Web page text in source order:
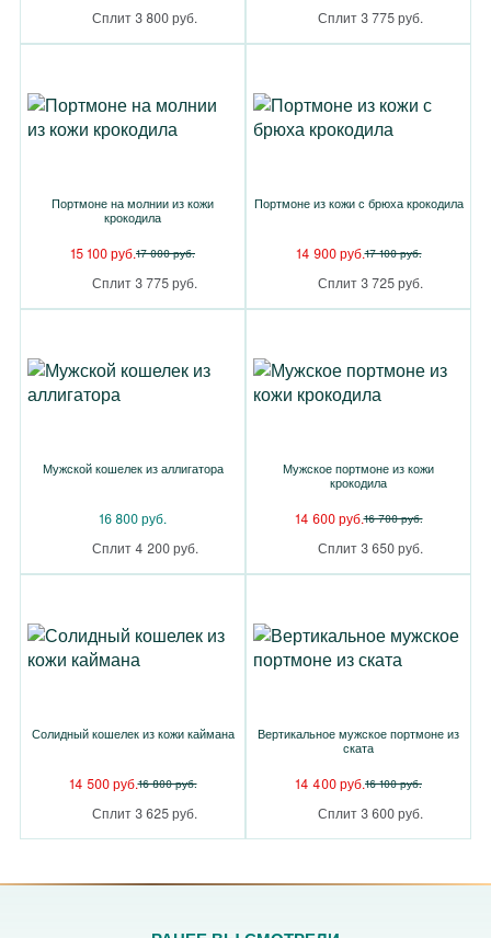
Сплит 3 800 руб. Сплит 3 775 руб.
Портмоне на молнии из кожи
крокодила
15 100 руб.17 000 руб.
Сплит 3 775 руб.
Портмоне из кожи с брюха крокодила
14 900 руб.17 100 руб.
Сплит 3 725 руб.
Мужской кошелек из аллигатора
16 800 руб.
Сплит 4 200 руб.
Мужское портмоне из кожи
крокодила
14 600 руб.16 700 руб.
Сплит 3 650 руб.
Солидный кошелек из кожи каймана
14 500 руб.16 800 руб.
Сплит 3 625 руб.
Вертикальное мужское портмоне из
ската
14 400 руб.16 100 руб.
Сплит 3 600 руб.